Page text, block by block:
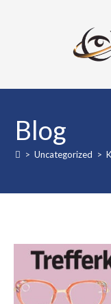
Blog
> Uncategorized >